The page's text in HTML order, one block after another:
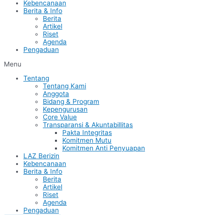
Kebencanaan
Berita & Info
Berita
Artikel
Riset
Agenda
Pengaduan
Menu
Tentang
Tentang Kami
Anggota
Bidang & Program
Kepengurusan
Core Value
Transparansi & Akuntabillitas
Pakta Integritas
Komitmen Mutu
Komitmen Anti Penyuapan
LAZ Berizin
Kebencanaan
Berita & Info
Berita
Artikel
Riset
Agenda
Pengaduan